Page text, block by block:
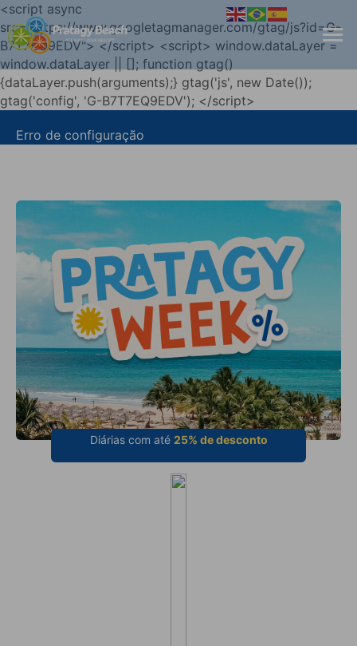
<script async
src="https://www.googletagmanager.com/gtag/js?id=G-
B7T7EQ9EDV"> </script> <script> window.dataLayer =
window.dataLayer || []; function gtag()
{dataLayer.push(arguments);} gtag('js', new Date());
gtag('config', 'G-B7T7EQ9EDV'); </script>
Erro de configuração
Diárias com até 25% de desconto